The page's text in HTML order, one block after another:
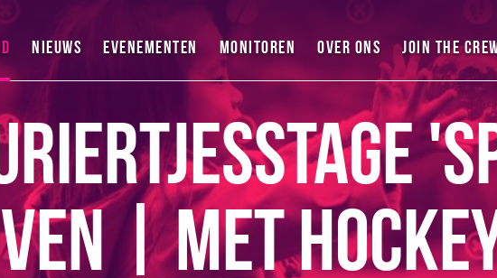
Nieuws Evenementen Monitoren Over ons Join the
| Met